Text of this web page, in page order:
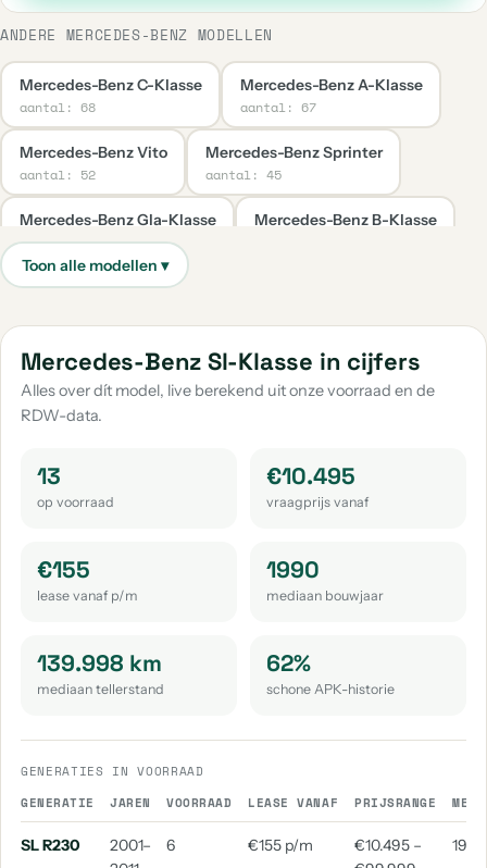
ANDERE MERCEDES-BENZ MODELLEN
Mercedes-Benz C-Klasse
aantal: 68
Mercedes-Benz A-Klasse
aantal: 67
Mercedes-Benz Vito
aantal: 52
Mercedes-Benz Sprinter
aantal: 45
Mercedes-Benz Gla-Klasse
aantal: 39
Mercedes-Benz B-Klasse
Mercedes-Benz Cla-Klasse
Mercedes-Benz Glc-Klasse
aantal: 30
Mercedes-Benz Citan
aantal: 18
Mercedes-Benz S-Klasse
Mercedes-Benz V-Klasse
aantal: 12
Mercedes-Benz G-Klasse
aantal: 11
aantal: 8
Mercedes-Benz M-Klasse Mercedes-Benz 200
aantal: 4 aantal: 4
Mercedes-Benz 500
aantal: 4
Mercedes-Benz Glc Coupe
aantal: 4
Mercedes-Benz Sl-Klasse in cijfers
Alles over dít model, live berekend uit onze voorraad en de
RDW-data.
13
op voorraad
€10.495
vraagprijs vanaf
€155
lease vanaf p/m
1990
mediaan bouwjaar
139.998 km
mediaan tellerstand
62%
schone APK-historie
GENERATIES IN VOORRAAD
GENERATIE
JAREN VOORRAAD LEASE VANAF PRIJSRANGE
SL R230
2001–
6 €155 p/m
€10.495 –
1992